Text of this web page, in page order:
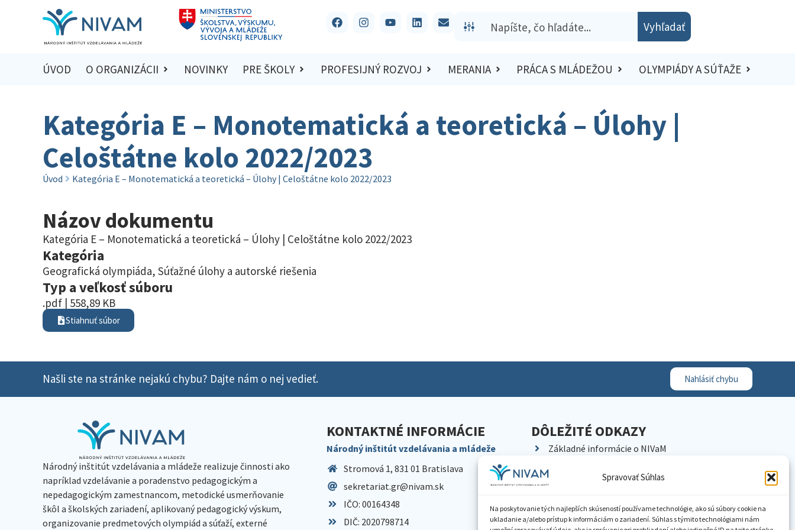
Spravovať Súhlas
Na poskytovanie tých najlepších skúseností používame technológie, ako sú súbory cookie na
ukladanie a/alebo prístup k informáciám o zariadení. Súhlas s týmito technológiami nám
Vyhľadať
ÚVOD O ORGANIZÁCII NOVINKY PRE ŠKOLY PROFESIJNÝ ROZVOJ MERANIA PRÁCA S MLÁDEŽOU OLYMPIÁDY A SÚŤAŽE
Kategória E – Monotematická a teoretická – Úlohy |
Celoštátne kolo 2022/2023
Úvod Kategória E – Monotematická a teoretická – Úlohy | Celoštátne kolo 2022/2023
Názov dokumentu
Kategória E – Monotematická a teoretická – Úlohy | Celoštátne kolo 2022/2023
Kategória
Geografická olympiáda, Súťažné úlohy a autorské riešenia
Typ a veľkosť súboru
.pdf | 558,89 KB
Stiahnuť súbor
Našli ste na stránke nejakú chybu? Dajte nám o nej vedieť. Nahlásiť chybu
Národný inštitút vzdelávania a mládeže realizuje činnosti ako
napríklad vzdelávanie a poradenstvo pedagogickým a
nepedagogickým zamestnancom, metodické usmerňovanie
škôl a školských zariadení, aplikovaný pedagogický výskum,
organizovanie predmetových olympiád a súťaží, externé
KONTAKTNÉ INFORMÁCIE
Národný inštitút vzdelávania a mládeže
Stromová 1, 831 01 Bratislava
sekretariat.gr@nivam.sk
IČO: 00164348
DIČ: 2020798714
DÔLEŽITÉ ODKAZY
Základné informácie o NIVaM
Kariéra
Pracoviská NIVaM